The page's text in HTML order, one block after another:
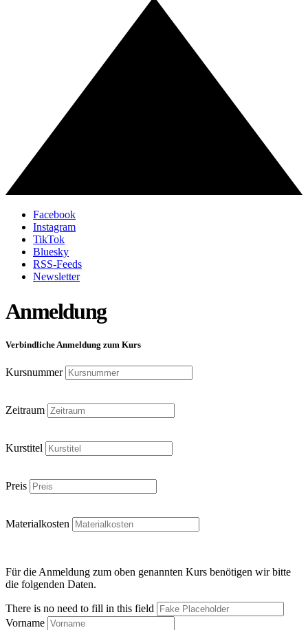
Facebook
Instagram
TikTok
Bluesky
RSS-Feeds
Newsletter
Anmeldung
Verbindliche Anmeldung zum Kurs
Kursnummer
Zeitraum
Kurstitel
Preis
Materialkosten
Für die Anmeldung zum oben genannten Kurs benötigen wir bitte
die folgenden Daten.
There is no need to fill in this field
Vorname